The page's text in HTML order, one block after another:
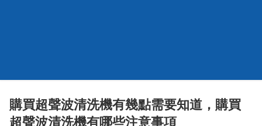
購買超聲波清洗機有幾點需要知道，購買
超聲波清洗機有哪些注意事項